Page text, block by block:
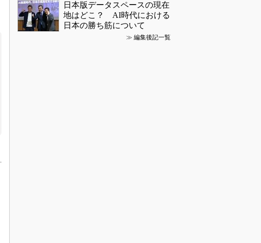
日本版データスペースの現在
地はどこ？ AI時代における
日本の勝ち筋について
≫ 編集後記一覧